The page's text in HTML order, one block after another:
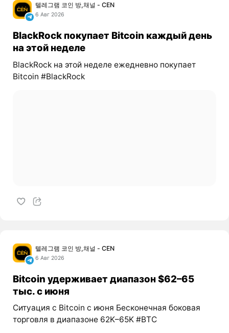
텔레그램 코인 방,채널 - CEN
6 Авг 2026
BlackRock покупает Bitcoin каждый день
на этой неделе
BlackRock на этой неделе ежедневно покупает
Bitcoin #BlackRock
텔레그램 코인 방,채널 - CEN
6 Авг 2026
Bitcoin удерживает диапазон $62–65
тыс. с июня
Ситуация с Bitcoin с июня Бесконечная боковая
торговля в диапазоне 62K–65K #BTC